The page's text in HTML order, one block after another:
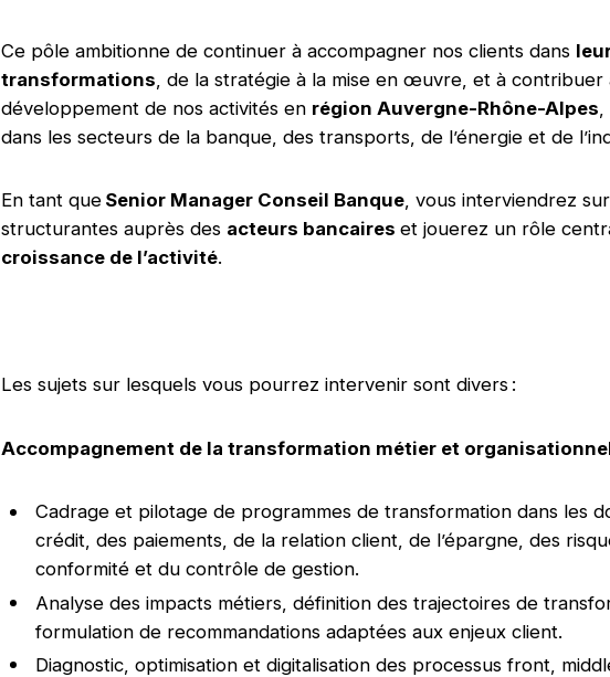
Ce pôle ambitionne de continuer à accompagner nos clients dans
transformations , de la stratégie à la mise en œuvre, et à contribuer
développement de nos activités en région Auvergne-Rhône-Alpes
dans les secteurs de la banque, des transports, de l’énergie et de
En tant que Senior Manager Conseil Banque, vous interviendrez
structurantes auprès des acteurs bancaires et jouerez un rôle
croissance de l’activité.
Les sujets sur lesquels vous pourrez intervenir sont divers :
Accompagnement de la transformation métier et
Cadrage et pilotage de programmes de transformation dans les
crédit, des paiements, de la relation client, de l’épargne, des
conformité et du contrôle de gestion.
Analyse des impacts métiers, définition des trajectoires de
formulation de recommandations adaptées aux enjeux client.
Diagnostic, optimisation et digitalisation des processus front,